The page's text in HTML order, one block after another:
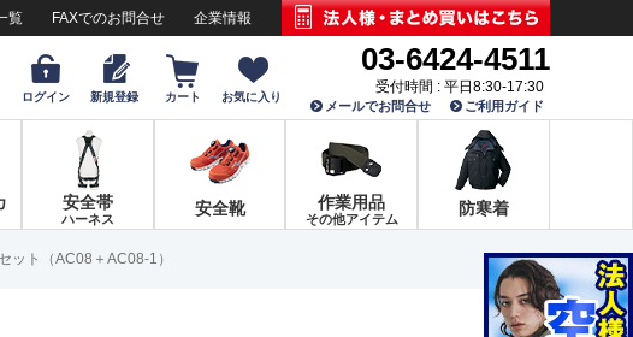
覧 FAXでのお問合せ 企業情報
ログイン 新規登録 カート お気に入り
03-6424-4511
受付時間 : 平日8:30-17:30
メールでお問合せ ご利用ガイド
安全帯
ハーネス
安全靴 作業用品
その他アイテム
防寒着
ット（AC08＋AC08-1）